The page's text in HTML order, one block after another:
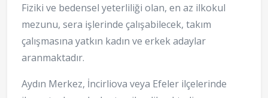
Fiziki ve bedensel yeterliliği olan, en az ilkokul
mezunu, sera işlerinde çalışabilecek, takım
çalışmasına yatkın kadın ve erkek adaylar
aranmaktadır.
Aydın Merkez, İncirliova veya Efeler ilçelerinde